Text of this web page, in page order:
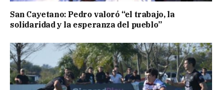
San Cayetano: Pedro valoró “el trabajo, la
solidaridad y la esperanza del pueblo”